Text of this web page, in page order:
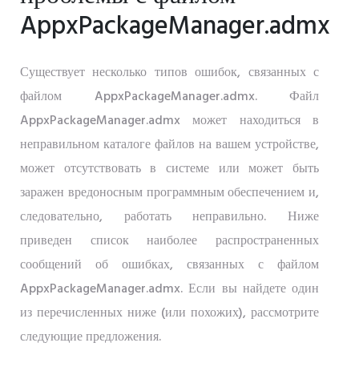
AppxPackageManager.admx
Существует несколько типов ошибок, связанных с
файлом AppxPackageManager.admx. Файл
AppxPackageManager.admx может находиться в
неправильном каталоге файлов на вашем устройстве,
может отсутствовать в системе или может быть
заражен вредоносным программным обеспечением и,
следовательно, работать неправильно. Ниже
приведен список наиболее распространенных
сообщений об ошибках, связанных с файлом
AppxPackageManager.admx. Если вы найдете один
из перечисленных ниже (или похожих), рассмотрите
следующие предложения.